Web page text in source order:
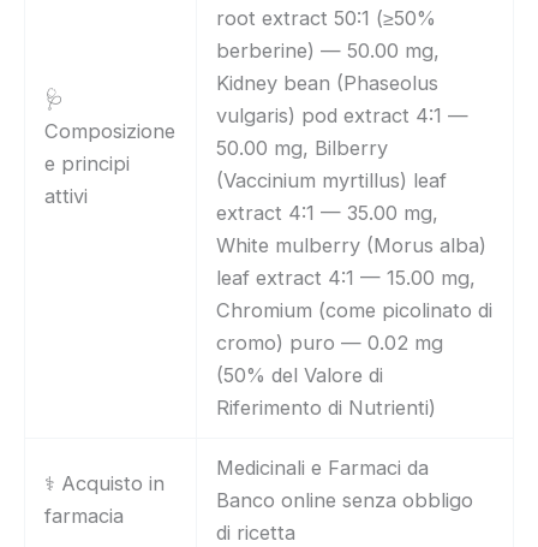
🩺
Composizione
e principi
attivi
root extract 50:1 (≥50%
berberine) — 50.00 mg,
Kidney bean (Phaseolus
vulgaris) pod extract 4:1 —
50.00 mg, Bilberry
(Vaccinium myrtillus) leaf
extract 4:1 — 35.00 mg,
White mulberry (Morus alba)
leaf extract 4:1 — 15.00 mg,
Chromium (come picolinato di
cromo) puro — 0.02 mg
(50% del Valore di
Riferimento di Nutrienti)
⚕️ Acquisto in
farmacia
Medicinali e Farmaci da
Banco online senza obbligo
di ricetta